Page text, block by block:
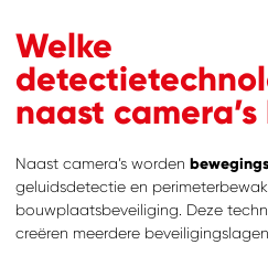
Welke
naast
Naast camera’s worden
geluidsdetectie en
bouwplaatsbeveiliging. Deze
creëren meerdere beveiligingslagen.